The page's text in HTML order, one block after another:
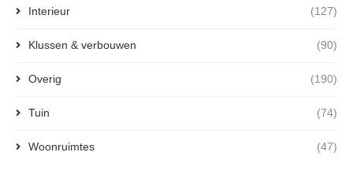
Interieur (127)
Klussen & verbouwen (90)
Overig (190)
Tuin (74)
Woonruimtes (47)